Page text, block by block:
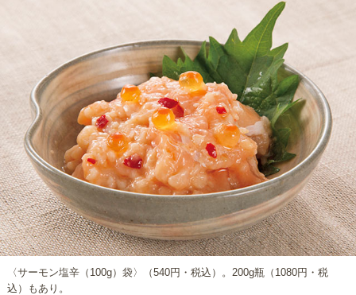
〈サーモン塩辛（100g）袋〉（540円・税込）。200g瓶（1080円・税
込）もあり。